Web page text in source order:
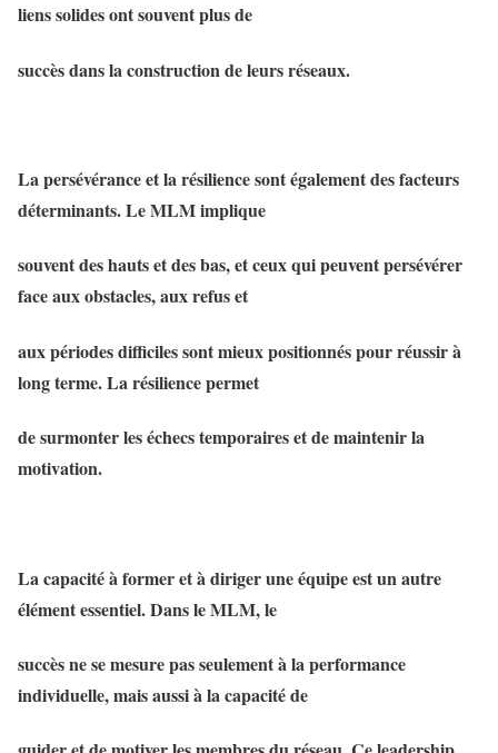
liens solides ont souvent plus de
succès dans la construction de leurs réseaux.
La persévérance et la résilience sont également des facteurs
déterminants. Le MLM implique
souvent des hauts et des bas, et ceux qui peuvent persévérer
face aux obstacles, aux refus et
aux périodes difficiles sont mieux positionnés pour réussir à
long terme. La résilience permet
de surmonter les échecs temporaires et de maintenir la
motivation.
La capacité à former et à diriger une équipe est un autre
élément essentiel. Dans le MLM, le
succès ne se mesure pas seulement à la performance
individuelle, mais aussi à la capacité de